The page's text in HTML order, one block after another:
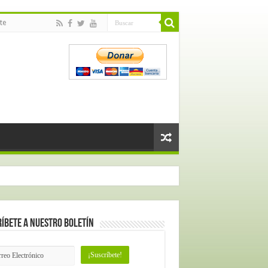
a nuestro Boletín